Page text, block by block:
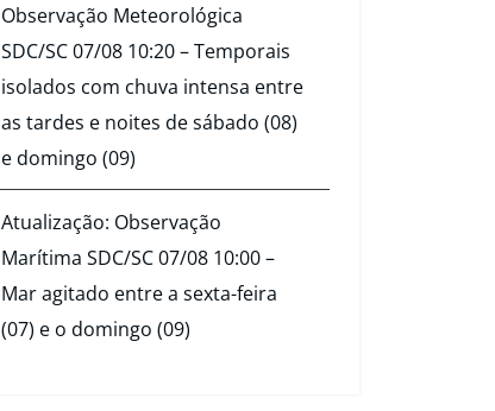
Observação Meteorológica
SDC/SC 07/08 10:20 – Temporais
isolados com chuva intensa entre
as tardes e noites de sábado (08)
e domingo (09)
Atualização: Observação
Marítima SDC/SC 07/08 10:00 –
Mar agitado entre a sexta-feira
(07) e o domingo (09)